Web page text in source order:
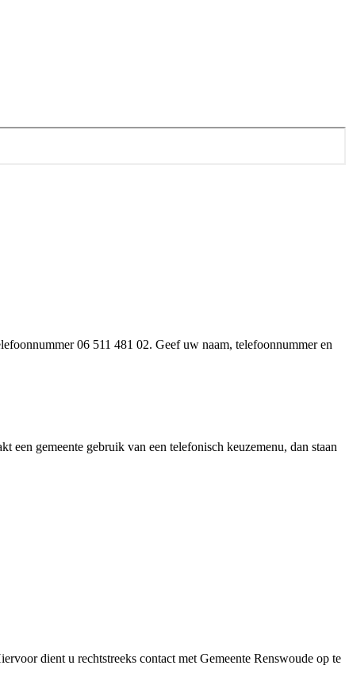
06 511 481 02. Geef uw naam, telefoonnummer en
gemeente gebruik van een telefonisch keuzemenu, dan staan
dient u rechtstreeks contact met Gemeente Renswoude op te